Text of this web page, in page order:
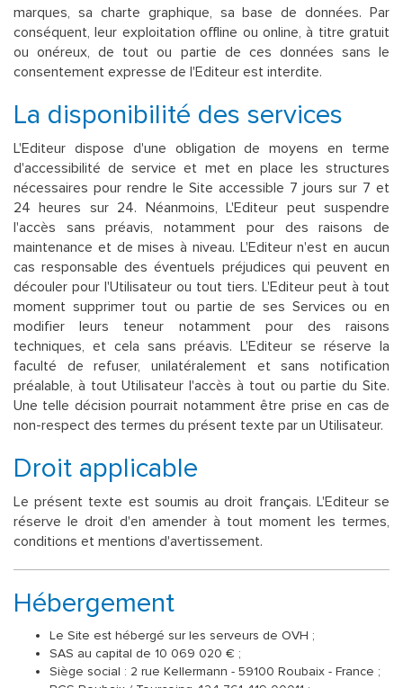
marques, sa charte graphique, sa base de données. Par
conséquent, leur exploitation offline ou online, à titre gratuit
ou onéreux, de tout ou partie de ces données sans le
consentement expresse de l'Editeur est interdite.
La disponibilité des services
L'Editeur dispose d'une obligation de moyens en terme
d'accessibilité de service et met en place les structures
nécessaires pour rendre le Site accessible 7 jours sur 7 et
24 heures sur 24. Néanmoins, L'Editeur peut suspendre
l'accès sans préavis, notamment pour des raisons de
maintenance et de mises à niveau. L'Editeur n'est en aucun
cas responsable des éventuels préjudices qui peuvent en
découler pour l'Utilisateur ou tout tiers. L'Editeur peut à tout
moment supprimer tout ou partie de ses Services ou en
modifier leurs teneur notamment pour des raisons
techniques, et cela sans préavis. L'Editeur se réserve la
faculté de refuser, unilatéralement et sans notification
préalable, à tout Utilisateur l'accès à tout ou partie du Site.
Une telle décision pourrait notamment être prise en cas de
non-respect des termes du présent texte par un Utilisateur.
Droit applicable
Le présent texte est soumis au droit français. L'Editeur se
réserve le droit d'en amender à tout moment les termes,
conditions et mentions d'avertissement.
Hébergement
Le Site est hébergé sur les serveurs de OVH ;
SAS au capital de 10 069 020 € ;
Siège social : 2 rue Kellermann - 59100 Roubaix - France ;